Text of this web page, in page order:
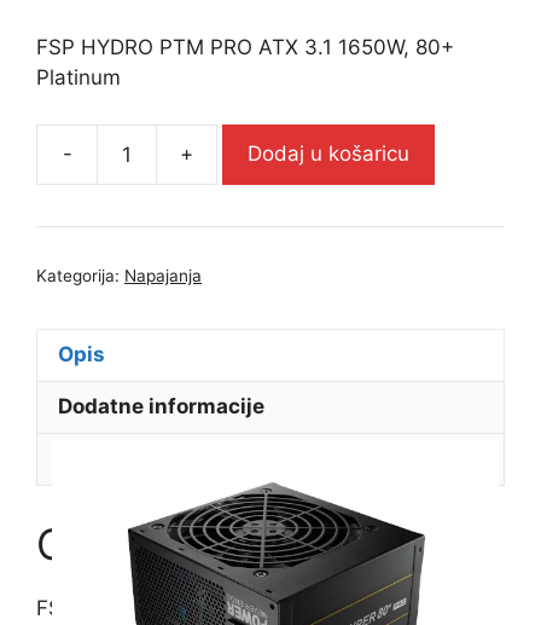
FSP HYDRO PTM PRO ATX 3.1 1650W, 80+
Platinum
-
FSP
PTM
80+
Platinum
-
količina
+ Dodaj u košaricu
Kategorija: Napajanja
Opis
Dodatne informacije
Opis
FSP HYDRO PTM PRO ATX 3.1 1650W, 80+